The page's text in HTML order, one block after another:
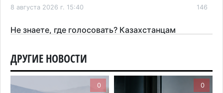
8 августа 2026 г. 15:40 146
Не знаете, где голосовать? Казахстанцам
Курултай
8 августа 2026 г. 09:47
Пугающий пожар сняли очевидцы в Байсерке:
ДРУГИЕ НОВОСТИ
0 0